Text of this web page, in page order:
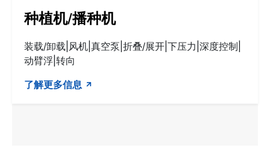
种植机/播种机
装载/卸载|风机|真空泵|折叠/展开|下压力|深度控制|
动臂浮|转向
了解更多信息